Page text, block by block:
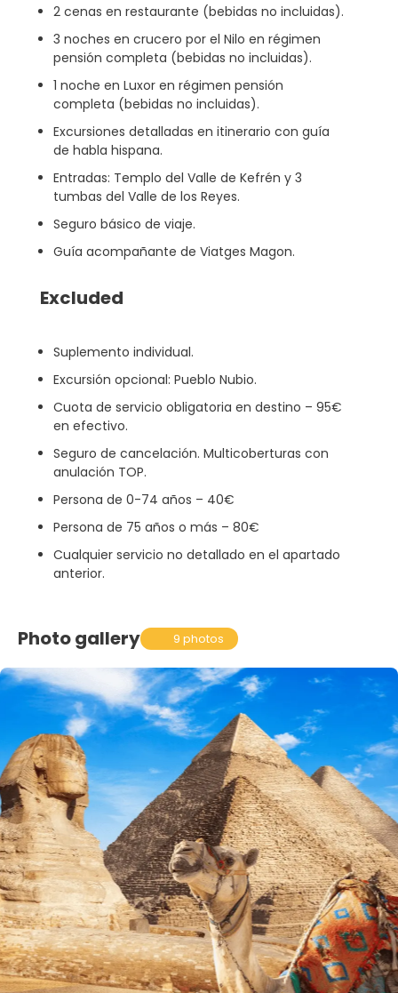
2 cenas en restaurante (bebidas no incluidas).
3 noches en crucero por el Nilo en régimen
pensión completa (bebidas no incluidas).
1 noche en Luxor en régimen pensión
completa (bebidas no incluidas).
Excursiones detalladas en itinerario con guía
de habla hispana.
Entradas: Templo del Valle de Kefrén y 3
tumbas del Valle de los Reyes.
Seguro básico de viaje.
Guía acompañante de Viatges Magon.
Excluded
Suplemento individual.
Excursión opcional: Pueblo Nubio.
Cuota de servicio obligatoria en destino – 95€
en efectivo.
Seguro de cancelación. Multicoberturas con
anulación TOP.
Persona de 0-74 años – 40€
Persona de 75 años o más – 80€
Cualquier servicio no detallado en el apartado
anterior.
Photo gallery 9 photos